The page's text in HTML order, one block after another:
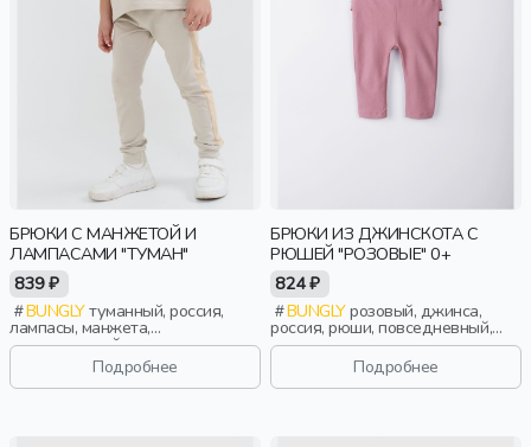
БРЮКИ С МАНЖЕТОЙ И
ЛАМПАСАМИ "ТУМАН"
839 ₽
BUNGLYтуманный, россия,
лампасы, манжета,
повседневный, мальчики,
малыши, дошкольники, дети
Подробнее
БРЮКИ ИЗ ДЖИНСКОТА С
РЮШЕЙ "РОЗОВЫЕ" 0+
824 ₽
BUNGLYрозовый, джинса,
россия, рюши, повседневный,
малыши, дети
Подробнее